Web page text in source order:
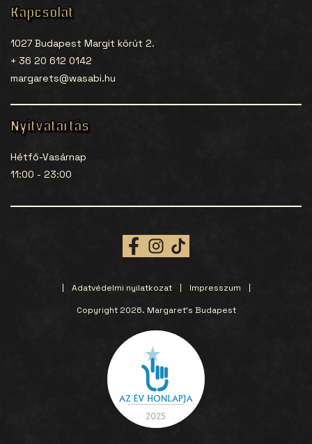
Kapcsolat
1027 Budapest Margit körút 2.
+ 36 20 612 0142
margarets@wasabi.hu
Nyitvatartás
Hétfő-Vasárnap
11:00 - 23:00
Adatvédelmi nyilatkozat
Impresszum
Copyright 2026. Margaret’s Budapest